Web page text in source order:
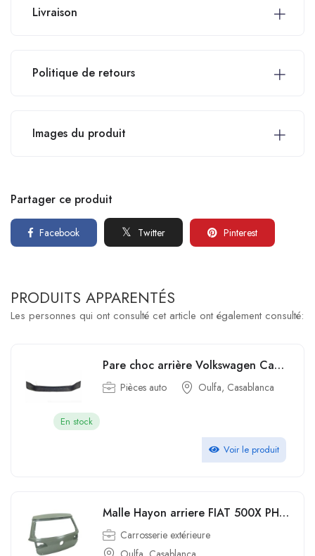
Livraison
Politique de retours
Images du produit
Partager ce produit
Facebook Twitter Pinterest
PRODUITS APPARENTÉS
Les personnes qui ont consulté cet article ont également consulté:
Pare choc arrière Volkswagen Caddy 2017 Type Origine
Pièces auto Oulfa, Casablanca
En stock
Voir le produit
Malle Hayon arriere FIAT 500X PHASE 1 1 4i 16V TURBO R82978471
Carrosserie extérieure